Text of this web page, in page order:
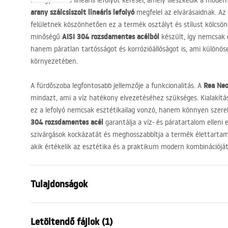
arany szálcsiszolt lineáris lefolyómegfelel az elvárásaidnak.
felületnek köszönhetően ez a termék osztályt és stílust
minőségű AISI 304 rozsdamentes acélból készült, így
hanem páratlan tartósságot és korrózióállóságot is, ami
környezetében.
A fürdőszoba legfontosabb jellemzője a funkcionalitás. A Rea
mindazt, ami a víz hatékony elvezetéséhez szükséges.
ez a lefolyó nemcsak esztétikailag vonzó, hanem könnyen
304 rozsdamentes acél garantálja a víz- és páratartalom elleni
szivárgások kockázatát és meghosszabbítja a termék
akik értékelik az esztétika és a praktikum modern
Tulajdonságok
Letöltendő fájlok (1)